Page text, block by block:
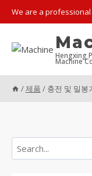
Skip
to
We are a
Hengxing
Machine
/제품 / 충전 및 밀봉
검
색